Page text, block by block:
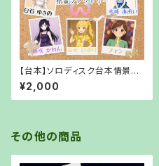
【台本】ソロディスク台本情景フ
ァクトリー〜この部屋には私た
ちがいる篇〜【PDFでお渡し】
¥2,000
その他の商品